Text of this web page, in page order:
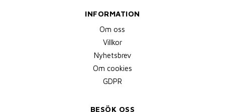
INFORMATION
Om oss
Villkor
Nyhetsbrev
Om cookies
GDPR
BESÖK OSS